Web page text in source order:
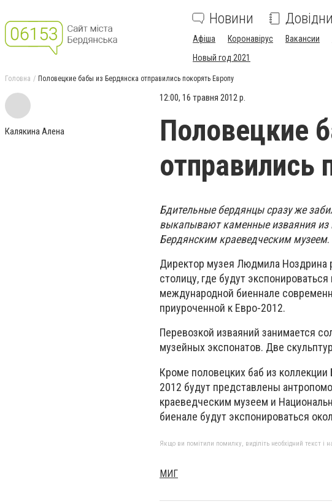
Новини
Афіша Коронавірус Вакансии
Новый год 2021
Головна Половецкие бабы из Бердянска отправились покорять Европу
Калякина Алена
12:00, 16 травня 2012 р.
Половецкие
отправились
Бдительные бердянцы сразу же
выкапывают каменные изваяния из
Бердянским краеведческим музеем.
Директор музея Людмила Ноздрина
столицу, где будут
международной биеннале
приуроченной к Евро-2012.
Перевозкой изваяний занимается
музейных экспонатов. Две
Кроме половецких баб из коллекции
2012 будут представлены
краеведческим музеем и
биенале будут экспонироваться
Якщо ви помітили помилку, виділіть необхідний текст і
МИГ